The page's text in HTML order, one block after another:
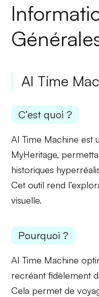
AI Time
C’est quoi ?
AI Time Machine est
MyHeritage,
historiques
Cet outil rend
visuelle.
Pourquoi ?
AI Time Machine
recréant fidèlement
Cela permet de